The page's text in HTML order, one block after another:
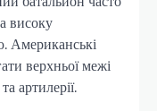
високу
Американські
верхньої межі
артилерії.